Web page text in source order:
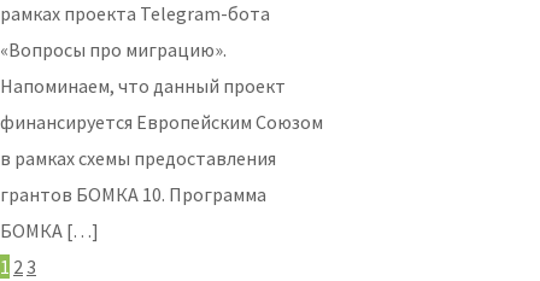
рамках проекта Telegram-бота
«Вопросы про миграцию».
Напоминаем, что данный проект
финансируется Европейским Союзом
в рамках схемы предоставления
грантов БОМКА 10. Программа
БОМКА […]
1 23